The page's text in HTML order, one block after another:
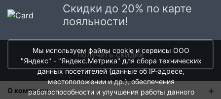
Скидки до 20% по карте
лояльности!
получить скидки
О компании
Мы используем файлы cookie и сервисы ООО
"Яндекс" - "Яндекс.Метрика" для сбора технических
данных посетителей (данные об IP-адресе,
местоположении и др.), обеспечения
работоспособности и улучшения работы данного